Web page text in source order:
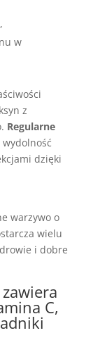
w
z
Regularne
dzięki
warzywo o
wielu
i dobre
C,